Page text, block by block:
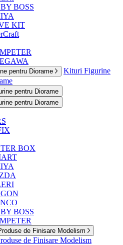
BOSS
KIT
pentru Diorame
Kituri Figurine
pentru Diorame
pentru Diorame
BOX
BOSS
de Finisare Modelism
de Finisare Modelism